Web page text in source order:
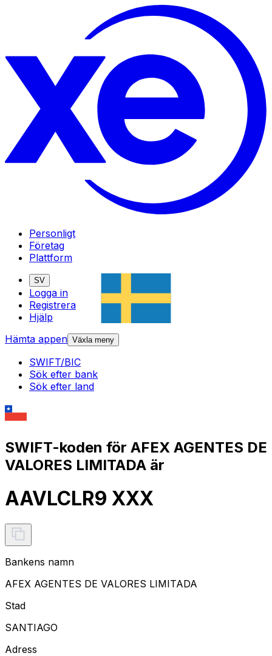
Personligt
Företag
Plattform
SV
Logga in
Registrera
Hjälp
Hämta appen Växla meny
SWIFT/BIC
Sök efter bank
Sök efter land
SWIFT-koden för AFEX AGENTES DE
VALORES LIMITADA är
AAVLCLR9 XXX
Bankens namn
AFEX AGENTES DE VALORES LIMITADA
Stad
SANTIAGO
Adress